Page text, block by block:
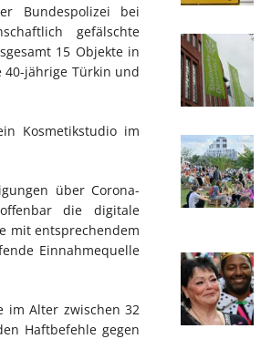
Bundespolizei bei
gefälschte
15 Objekte in
40-jährige Türkin und
Kosmetikstudio im
über Corona-
die digitale
mit entsprechendem
Einnahmequelle
im Alter zwischen 32
Haftbefehle gegen